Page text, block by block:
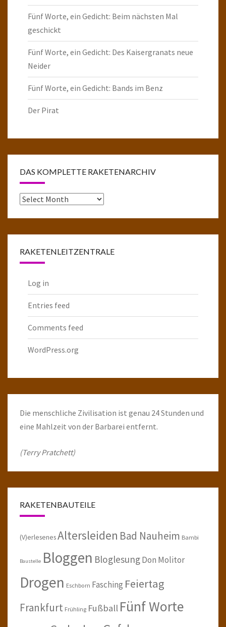
Fünf Worte, ein Gedicht: Beim nächsten Mal
geschickt
Fünf Worte, ein Gedicht: Des Kaisergranats neue
Neider
Fünf Worte, ein Gedicht: Bands im Benz
Der Pirat
DAS KOMPLETTE RAKETENARCHIV
Das
RAKETENLEITZENTRALE
Log in
Entries feed
Comments feed
WordPress.org
Die menschliche Zivilisation ist genau 24 Stunden und
eine Mahlzeit von der Barbarei entfernt.
(Terry Pratchett)
RAKETENBAUTEILE
(V)erlesenesAltersleiden Bad Nauheim Bambi
Baustelle Bloggen BloglesungDon Molitor
Drogen Eschborn Fasching Feiertag
Frankfurt Frühling Fußball Fünf Worte